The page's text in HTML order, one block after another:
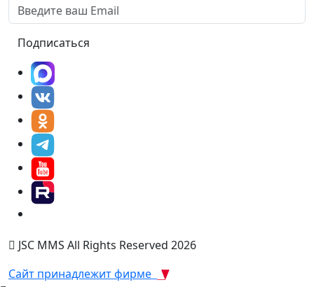
Подписаться
JSC MMS All Rights Reserved 2026
Сайт принадлежит фирме